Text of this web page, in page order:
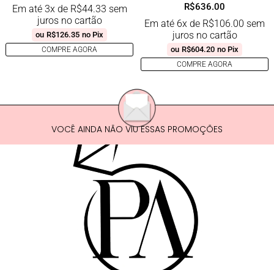
Em até 3x de R$44.33 sem
juros no cartão
ou R$126.35 no Pix
COMPRE AGORA
R$636.00
Em até 6x de R$106.00 sem
juros no cartão
ou R$604.20 no Pix
COMPRE AGORA
VOCÊ AINDA NÃO VIU ESSAS PROMOÇÕES